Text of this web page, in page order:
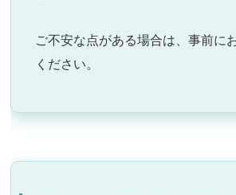
ご不安な点がある場合は、事前に
ください。